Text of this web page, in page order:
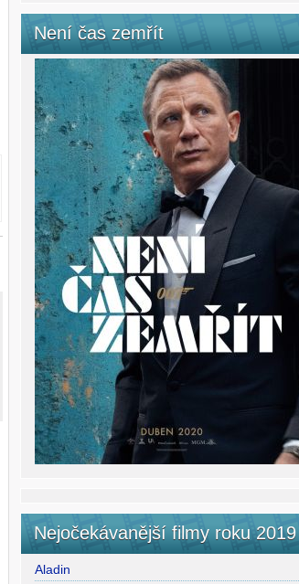
Není čas zemřít
Nejočekávanější filmy roku 2019
Aladin